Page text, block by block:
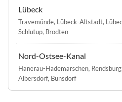
Lübeck
Travemünde, Lübeck-Altstadt,
Schlutup, Brodten
Nord-Ostsee-Kanal
Hanerau-Hademarschen, Rendsburg,
Albersdorf, Bünsdorf